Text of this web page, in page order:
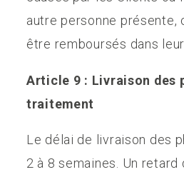
autre personne présente,
être remboursés dans
Article 9 : Livraison des
traitement
Le délai de livraison des
2 à 8 semaines. Un retard